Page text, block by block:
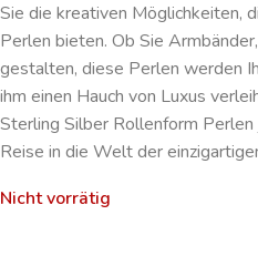
Sie die kreativen Möglichkeiten,
Perlen bieten. Ob Sie
gestalten, diese Perlen werden
ihm einen Hauch von Luxus
Sterling Silber Rollenform
Reise in die Welt der
Nicht vorrätig